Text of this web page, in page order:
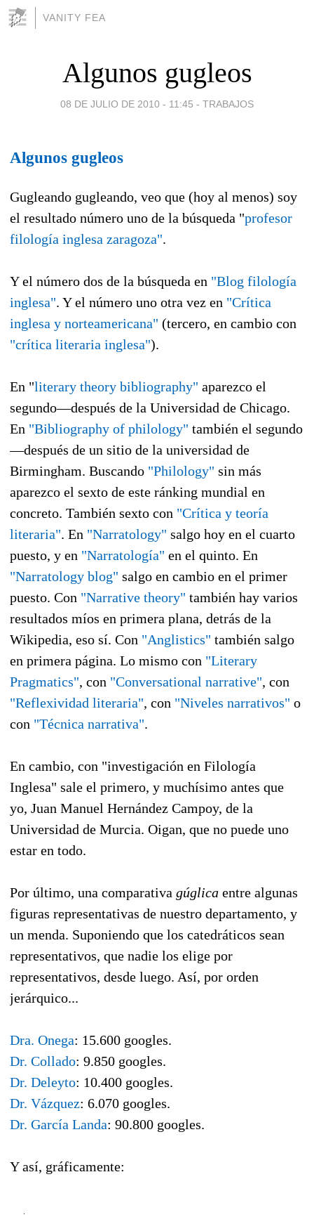
VANITY FEA
Algunos gugleos
08 DE JULIO DE 2010 - 11:45 - TRABAJOS
Algunos gugleos
Gugleando gugleando, veo que (hoy al menos) soy
el resultado número uno de la búsqueda "profesor
filología inglesa zaragoza".
Y el número dos de la búsqueda en "Blog filología
inglesa". Y el número uno otra vez en "Crítica
inglesa y norteamericana" (tercero, en cambio con
"crítica literaria inglesa").
En "literary theory bibliography" aparezco el
segundo—después de la Universidad de Chicago.
En "Bibliography of philology" también el segundo
—después de un sitio de la universidad de
Birmingham. Buscando "Philology" sin más
aparezco el sexto de este ránking mundial en
concreto. También sexto con "Crítica y teoría
literaria". En "Narratology" salgo hoy en el cuarto
puesto, y en "Narratología" en el quinto. En
"Narratology blog" salgo en cambio en el primer
puesto. Con "Narrative theory" también hay varios
resultados míos en primera plana, detrás de la
Wikipedia, eso sí. Con "Anglistics" también salgo
en primera página. Lo mismo con "Literary
Pragmatics", con "Conversational narrative", con
"Reflexividad literaria", con "Niveles narrativos" o
con "Técnica narrativa".
En cambio, con "investigación en Filología
Inglesa" sale el primero, y muchísimo antes que
yo, Juan Manuel Hernández Campoy, de la
Universidad de Murcia. Oigan, que no puede uno
estar en todo.
Por último, una comparativa gúglica entre algunas
figuras representativas de nuestro departamento, y
un menda. Suponiendo que los catedráticos sean
representativos, que nadie los elige por
representativos, desde luego. Así, por orden
jerárquico...
Dra. Onega: 15.600 googles.
Dr. Collado: 9.850 googles.
Dr. Deleyto: 10.400 googles.
Dr. Vázquez: 6.070 googles.
Dr. García Landa: 90.800 googles.
Y así, gráficamente: